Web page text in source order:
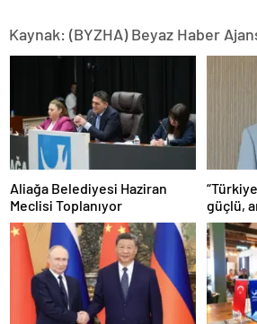
Kaynak: (BYZHA) Beyaz Haber
Aliağa Belediyesi Haziran
Meclisi Toplanıyor
güçlü,
şart”